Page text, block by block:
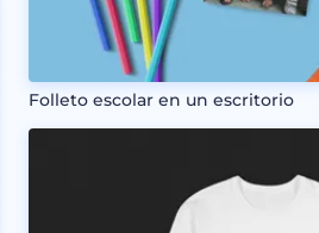
Folleto escolar en un escritorio